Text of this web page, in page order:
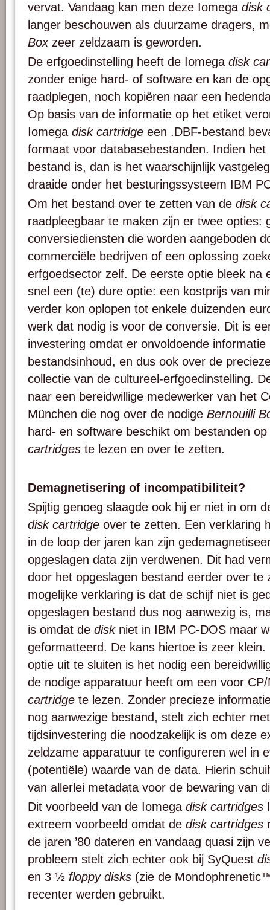
vervat. Vandaag kan men deze Iomega disk
langer beschouwen als duurzame dragers,
Boxzeer zeldzaam is geworden.
De erfgoedinstelling heeft de Iomega disk
zonder enige hard- of software en kan de
raadplegen, noch kopiëren naar een
Op basis van de informatie op het etiket
Iomega disk cartridge een .DBF-bestand
formaat voor databasebestanden. Indien
bestand is, dan is het waarschijnlijk
draaide onder het besturingssysteem IBM
Om het bestand over te zetten van de disk
raadpleegbaar te maken zijn er twee opties:
conversiediensten die worden aangeboden
commerciële bedrijven of een oplossing
erfgoedsector zelf. De eerste optie bleek na
snel een (te) dure optie: een kostprijs van
verder kon oplopen tot enkele duizenden
werk dat nodig is voor de conversie. Dit is
investering omdat er onvoldoende
bestandsinhoud, en dus ook over de
collectie van de cultureel-erfgoedinstelling.
naar een bereidwillige medewerker van het
München die nog over de nodige Bernouilli
hard- en software beschikt om bestanden
cartridges te lezen en over te zetten.
Demagnetisering of incompatibiliteit?
Spijtig genoeg slaagde ook hij er niet in om
disk cartridge over te zetten. Een verklaring
in de loop der jaren kan zijn
opgeslagen data zijn verdwenen. Dit had
door het opgeslagen bestand eerder over te
mogelijke verklaring is dat de schijf niet is
opgeslagen bestand dus nog aanwezig is,
is omdat de diskniet in IBM PC-DOS maar
geformatteerd. De kans hiertoe is zeer
optie uit te sluiten is het nodig een
de nodige apparatuur heeft om een voor
cartridge te lezen. Zonder precieze
nog aanwezige bestand, stelt zich echter
tijdsinvestering die noodzakelijk is om deze
zeldzame apparatuur te configureren wel in
(potentiële) waarde van de data. Hierin
van allerlei metadata voor de bewaring van
Dit voorbeeld van de Iomega disk cartridges
extreem voorbeeld omdat de disk cartridges
de jaren ’80 dateren en vandaag quasi zijn
probleem stelt zich echter ook bij SyQuest
en 3 ½ floppy disks (zie de
recenter werden gebruikt.